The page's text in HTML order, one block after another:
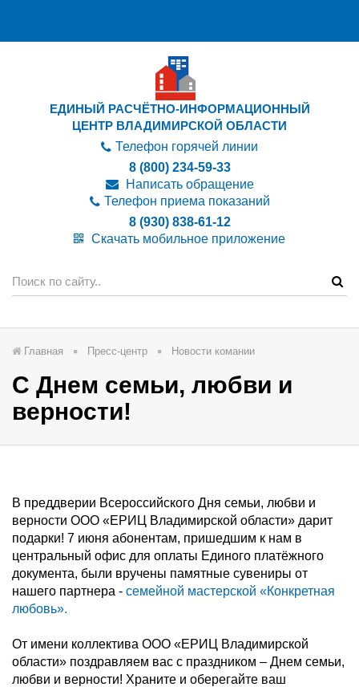
ЕДИНЫЙ РАСЧЁТНО-ИНФОРМАЦИОННЫЙ
ЦЕНТР ВЛАДИМИРСКОЙ ОБЛАСТИ
Телефон горячей линии
8 (800) 234-59-33
Написать обращение
Телефон приема показаний
8 (930) 838-61-12
Скачать мобильное приложение
Главная Пресс-центр Новости комании
С Днем семьи, любви и
верности!
В преддверии Всероссийского Дня семьи, любви и
верности ООО «ЕРИЦ Владимирской области» дарит
подарки! 7 июня абонентам, пришедшим к нам в
центральный офис для оплаты Единого платёжного
документа, были вручены памятные сувениры от
нашего партнера - семейной мастерской «Конкретная
любовь».
От имени коллектива ООО «ЕРИЦ Владимирской
области» поздравляем вас с праздником – Днем семьи,
любви и верности! Храните и оберегайте ваш